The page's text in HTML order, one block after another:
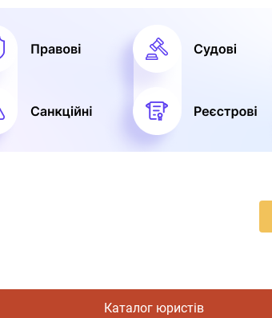
Каталог юристів